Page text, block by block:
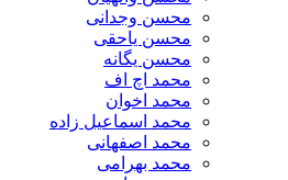
محسن وجدانی
محسن یاحقی
محسن یگانه
محمد اچ اف
محمد اخوان
محمد اسماعیل زاده
محمد اصفهانی
محمد بهرامی